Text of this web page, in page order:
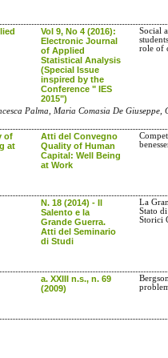
Vol 9, No 4 (2016):
Electronic Journal
of Applied
Statistical Analysis
(Special Issue
inspired by the
Conference " IES
2015")
Social
role of
Palma, Maria Comasia De Giuseppe,
of
at
Atti del Convegno
Quality of Human
Capital: Well Being
at Work
N. 18 (2014) - Il
Salento e la
Grande Guerra.
Atti del Seminario
di Studi
La
Stato
Storici
a. XXIII n.s., n. 69
(2009)